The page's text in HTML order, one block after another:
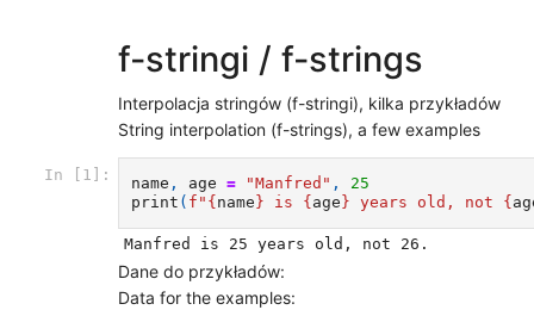
f-stringi / f-strings
Interpolacja stringów (f-stringi), kilka przykładów
String interpolation (f-strings), a few examples
In [1]: name , age = "Manfred" ,
25
print ( f " { name } is { age } years old, not {
Dane do przykładów:
Data for the examples: